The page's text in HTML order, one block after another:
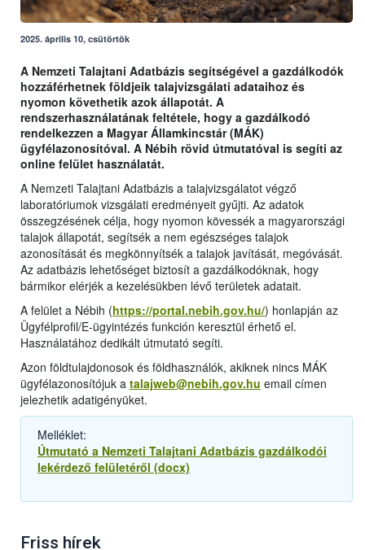
2025. április 10, csütörtök
A Nemzeti Talajtani Adatbázis segítségével a gazdálkodók
hozzáférhetnek földjeik talajvizsgálati adataihoz és
nyomon követhetik azok állapotát. A
rendszerhasználatának feltétele, hogy a gazdálkodó
rendelkezzen a Magyar Államkincstár (MÁK)
ügyfélazonosítóval. A Nébih rövid útmutatóval is segíti az
online felület használatát.
A Nemzeti Talajtani Adatbázis a talajvizsgálatot végző
laboratóriumok vizsgálati eredményeit gyűjti. Az adatok
összegzésének célja, hogy nyomon kövessék a magyarországi
talajok állapotát, segítsék a nem egészséges talajok
azonosítását és megkönnyítsék a talajok javítását, megóvását.
Az adatbázis lehetőséget biztosít a gazdálkodóknak, hogy
bármikor elérjék a kezelésükben lévő területek adatait.
A felület a Nébih (https://portal.nebih.gov.hu/) honlapján az
Ügyfélprofil/E-ügyintézés funkción keresztül érhető el.
Használatához dedikált útmutató segíti.
Azon földtulajdonosok és földhasználók, akiknek nincs MÁK
ügyfélazonosítójuk a talajweb@nebih.gov.hu email címen
jelezhetik adatigényüket.
Melléklet:
Útmutató a Nemzeti Talajtani Adatbázis gazdálkodói
lekérdező felületéről (docx)
Friss hírek